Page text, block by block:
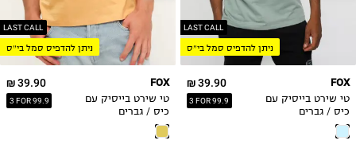
LAST CALL
ניתן להדפיס סמל בי״ס
39.90 ₪
3 FOR 99.9
FOX
טי שירט בייסיק עם
כיס / גברים
LAST CALL
ניתן להדפיס סמל בי״ס
39.90 ₪
3 FOR 99.9
FOX
טי שירט בייסיק עם
כיס / גברים